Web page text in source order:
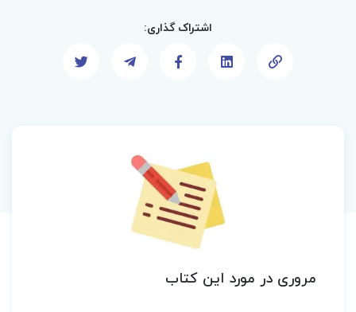
اشتراک گذاری:
مروری در مورد این کتاب